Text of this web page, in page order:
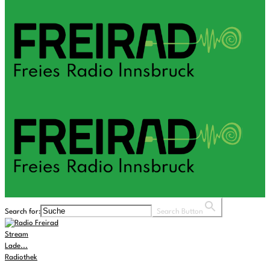
Search for: Search Button
Stream
Lade...
Radiothek